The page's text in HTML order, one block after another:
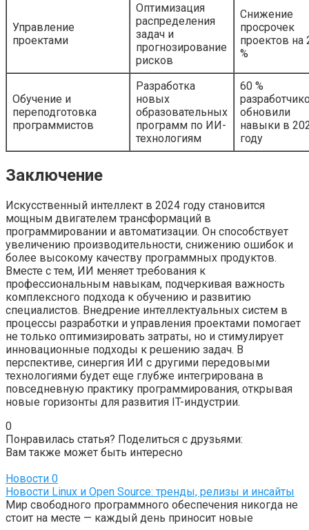
Управление
проектами
Оптимизация
распределения
задач и
прогнозирование
рисков
Снижение
просрочек
проектов на
%
Обучение и
переподготовка
программистов
Разработка
новых
образовательных
программ по ИИ-
технологиям
60 %
обновили
навыки в
году
Заключение
Искусственный интеллект в 2024 году становится
мощным двигателем трансформаций в
программировании и автоматизации. Он способствует
увеличению производительности, снижению ошибок и
более высокому качеству программных продуктов.
Вместе с тем, ИИ меняет требования к
профессиональным навыкам, подчеркивая важность
комплексного подхода к обучению и развитию
специалистов. Внедрение интеллектуальных систем в
процессы разработки и управления проектами помогает
не только оптимизировать затраты, но и стимулирует
инновационные подходы к решению задач. В
перспективе, синергия ИИ с другими передовыми
технологиями будет еще глубже интегрирована в
повседневную практику программирования, открывая
новые горизонты для развития IT-индустрии.
0
Понравилась статья? Поделиться с друзьями:
Вам также может быть интересно
Новости 0
Новости Linux и Open Source: тренды, релизы и инсайты
Мир свободного программного обеспечения никогда не
стоит на месте — каждый день приносит новые